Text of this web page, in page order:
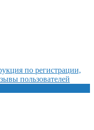
по регистрации,
пользователей